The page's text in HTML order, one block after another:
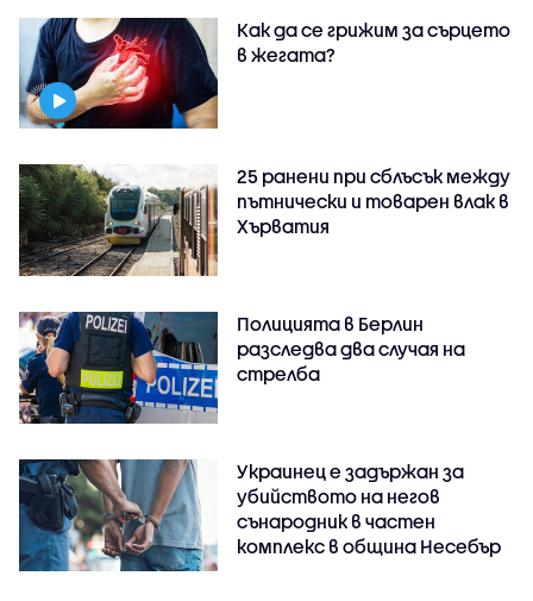
Как да се грижим за сърцето
в жегата?
25 ранени при сблъсък между
пътнически и товарен влак в
Хърватия
Полицията в Берлин
разследва два случая на
стрелба
Украинец е задържан за
убийството на негов
сънародник в частен
комплекс в община Несебър